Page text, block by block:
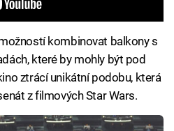
kombinovat balkony s
které by mohly být pod
ztrácí unikátní podobu, která
z filmových Star Wars.